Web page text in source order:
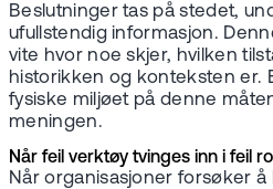
Beslutninger tas på stedet,
ufullstendig informasjon.
vite hvor noe skjer, hvilken
historikken og konteksten er.
fysiske miljøet på denne
meningen.
Når feil verktøy tvinges inn i feil
Når organisasjoner forsøker